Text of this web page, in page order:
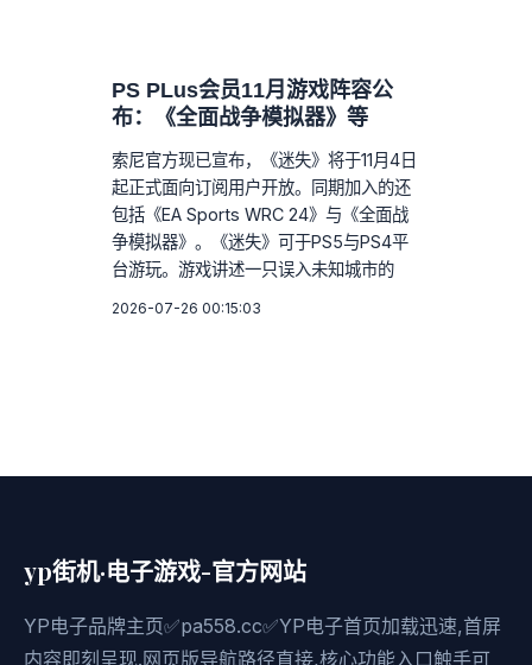
PS PLus会员11月游戏阵容公
布：《全面战争模拟器》等
索尼官方现已宣布，《迷失》将于11月4日
起正式面向订阅用户开放。同期加入的还
包括《EA Sports WRC 24》与《全面战
争模拟器》。《迷失》可于PS5与PS4平
台游玩。游戏讲述一只误入未知城市的
2026-07-26 00:15:03
yp街机·电子游戏-官方网站
YP电子品牌主页✅pa558.cc✅YP电子首页加载迅速,首屏
内容即刻呈现.网页版导航路径直接,核心功能入口触手可